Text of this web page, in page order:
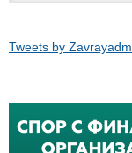
Tweets by Zavrayadm